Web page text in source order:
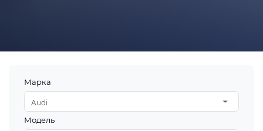
Марка
Audi
Модель